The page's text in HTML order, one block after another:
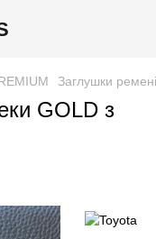
Заглушки
GOLD з